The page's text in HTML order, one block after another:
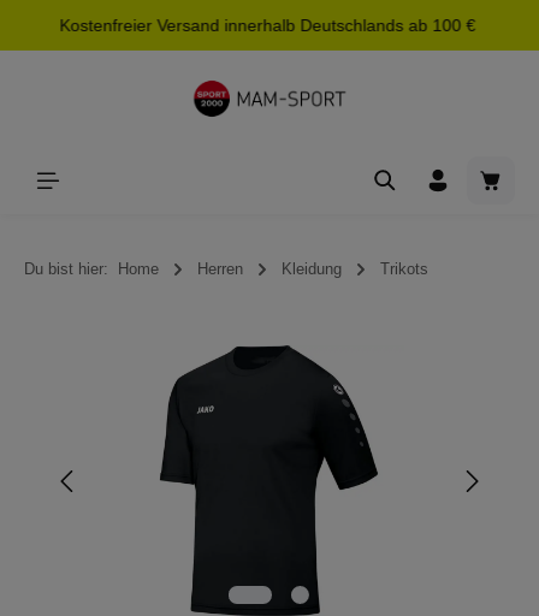
springen
Kostenfreier Versand innerhalb Deutschlands ab 100 €
Du bist hier: Home Herren Kleidung Trikots
Bildergalerie überspringen